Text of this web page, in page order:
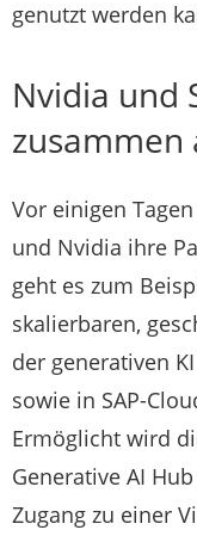
genutzt werden
Nvidia und
zusammen
Vor einigen
und Nvidia ihre
geht es zum
skalierbaren,
der generativen
sowie in SAP-
Ermöglicht wird
Generative AI
Zugang zu einer